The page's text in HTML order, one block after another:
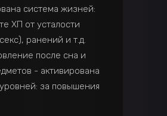
система жизней:
ХП от усталости
ранений и т.д.
после сна и
- активирована
за повышения